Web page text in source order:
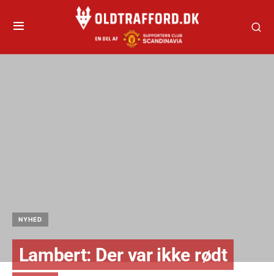
NYHED
Lambert: Der var ikke rødt